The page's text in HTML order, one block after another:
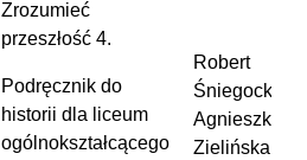
Zrozumieć
przeszłość 4.
Podręcznik do
historii dla liceum
ogólnokształcącego
Robert
Śniegocki,
Agnieszka
Zielińska